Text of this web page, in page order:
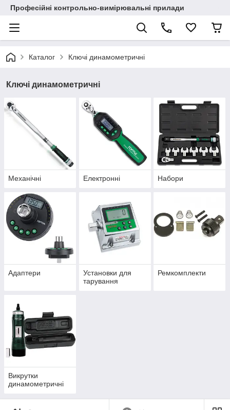
Професійні контрольно-вимірювальні прилади
Каталог Ключі динамометричні
Ключі динамометричні
Механічні Електронні Набори
Адаптери
Установки для
тарування
Ремкомплекти
Викрутки
динамометричні